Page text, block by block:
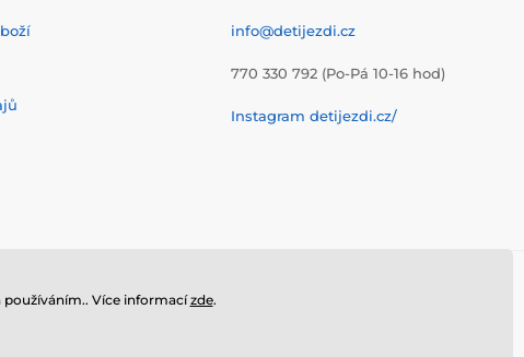
info@detijezdi.cz
770 330 792 (Po-Pá 10-16 hod)
Instagram detijezdi.cz/
Více informacízde.